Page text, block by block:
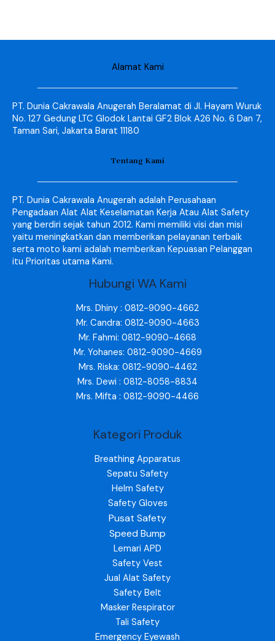
Alamat Kami
PT. Dunia Cakrawala Anugerah Beralamat di Jl. Hayam Wuruk
No. 127 Gedung LTC Glodok Lantai GF2 Blok A26 No. 6 Dan 7,
Taman Sari, Jakarta Barat 11180
Tentang Kami
PT. Dunia Cakrawala Anugerah adalah Perusahaan
Pengadaan Alat Alat Keselamatan Kerja Atau Alat Safety
yang berdiri sejak tahun 2012. Kami memiliki visi dan misi
yaitu meningkatkan dan memberikan pelayanan terbaik
serta moto kami adalah memberikan Kepuasan Pelanggan
itu Prioritas utama Kami.
Hubungi WA Kami
Mrs. Dhiny : 0812-9090-4662
Mr. Candra: 0812-9090-4663
Mr. Fahmi: 0812-9090-4668
Mr. Yohanes: 0812-9090-4669
Mrs. Riska: 0812-9090-4462
Mrs. Dewi : 0812-8058-8834
Mrs. Mifta : 0812-9090-4466
Kategori Produk
Breathing Apparatus
Sepatu Safety
Helm Safety
Safety Gloves
Pusat Safety
Speed Bump
Lemari APD
Safety Vest
Jual Alat Safety
Safety Belt
Masker Respirator
Tali Safety
Emergency Eyewash